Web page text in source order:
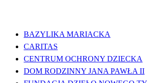
BAZYLIKA MARIACKA
CARITAS
CENTRUM OCHRONY DZIECKA
DOM RODZINNY JANA PAWŁA II